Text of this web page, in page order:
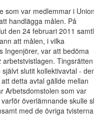
som var medlemmar i
handlägga målen. På
den 24 februari 2011
att målen, i vilka
Ingenjörer, var att bedöma
Tingsrätten
slutit kollektivavtal -
detta avtal gällde mellan
Arbetsdomstolen som var
överlämnande skulle
med de övriga